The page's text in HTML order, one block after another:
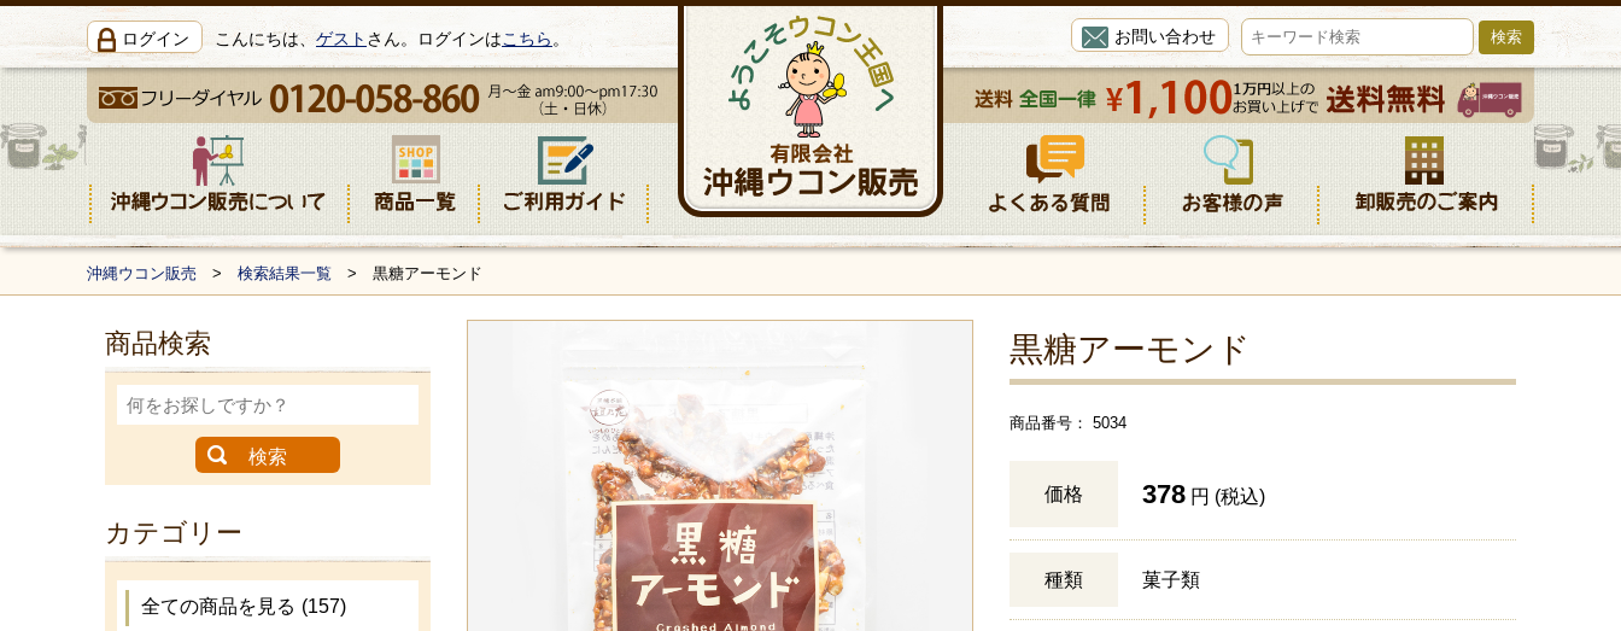
ログイン こんにちは、ゲスト さん。ログインはこちら 。 お問い合わせ
沖縄ウコン販売 > 検索結果一覧 > 黒糖アーモンド
黒糖アーモンド
商品番号： 5034
価格 378 円 (税込)
種類 菓子類
商品検索
カテゴリー
全ての商品を見る (157)